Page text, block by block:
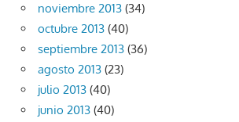
noviembre 2013 (34)
octubre 2013 (40)
septiembre 2013 (36)
agosto 2013 (23)
julio 2013 (40)
junio 2013 (40)